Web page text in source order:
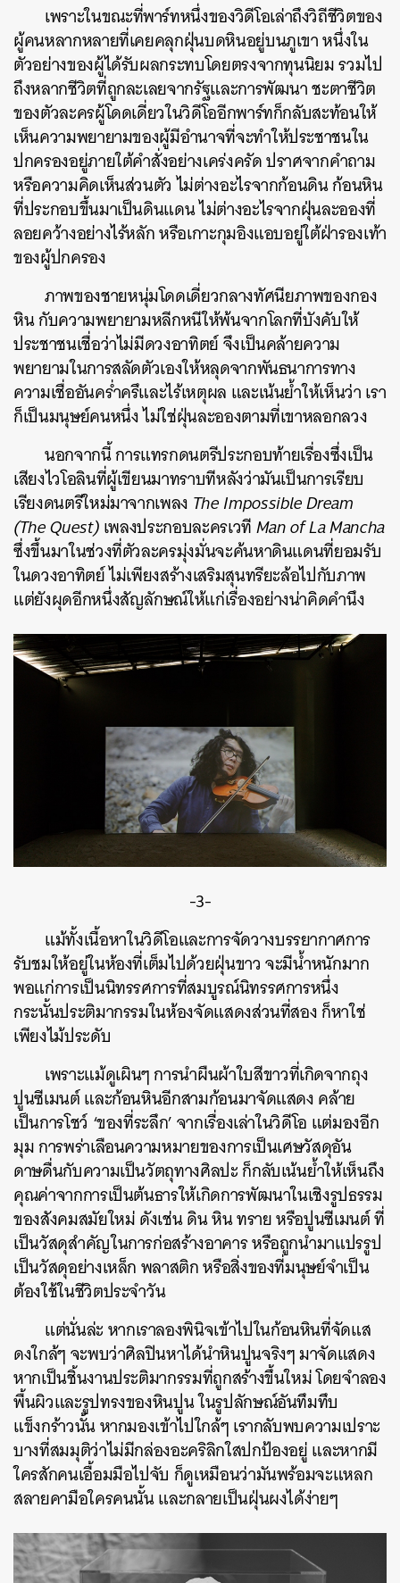
เพราะในขณะที่พาร์ทหนึ่งของวิดีโอเล่าถึงวิถีชีวิตของ
ผู้คนหลากหลายที่เคยคลุกฝุ่นบดหินอยู่บนภูเขา หนึ่งใน
ตัวอย่างของผู้ได้รับผลกระทบโดยตรงจากทุนนิยม รวมไป
ถึงหลากชีวิตที่ถูกละเลยจากรัฐและการพัฒนา ชะตาชีวิต
ของตัวละครผู้โดดเดี่ยวในวิดีโออีกพาร์ทก็กลับสะท้อนให้
เห็นความพยายามของผู้มีอำนาจที่จะทำให้ประชาชนใน
ปกครองอยู่ภายใต้คำสั่งอย่างเคร่งครัด ปราศจากคำถาม
หรือความคิดเห็นส่วนตัว ไม่ต่างอะไรจากก้อนดิน ก้อนหิน
ที่ประกอบขึ้นมาเป็นดินแดน ไม่ต่างอะไรจากฝุ่นละอองที่
ลอยคว้างอย่างไร้หลัก หรือเกาะกุมอิงแอบอยู่ใต้ฝ่ารองเท้า
ของผู้ปกครอง
ภาพของชายหนุ่มโดดเดี่ยวกลางทัศนียภาพของกอง
หิน กับความพยายามหลีกหนีให้พ้นจากโลกที่บังคับให้
ประชาชนเชื่อว่าไม่มีดวงอาทิตย์ จึงเป็นคล้ายความ
พยายามในการสลัดตัวเองให้หลุดจากพันธนาการทาง
ความเชื่ออันคร่ำครึและไร้เหตุผล และเน้นย้ำให้เห็นว่า เรา
ก็เป็นมนุษย์คนหนึ่ง ไม่ใช่ฝุ่นละอองตามที่เขาหลอกลวง
นอกจากนี้ การแทรกดนตรีประกอบท้ายเรื่องซึ่งเป็น
เสียงไวโอลินที่ผู้เขียนมาทราบทีหลังว่ามันเป็นการเรียบ
เรียงดนตรีใหม่มาจากเพลง The Impossible Dream
(The Quest)เพลงประกอบละครเวทีMan of La Mancha
ซึ่งขึ้นมาในช่วงที่ตัวละครมุ่งมั่นจะค้นหาดินแดนที่ยอมรับ
ในดวงอาทิตย์ ไม่เพียงสร้างเสริมสุนทรียะล้อไปกับภาพ
แต่ยังผุดอีกหนึ่งสัญลักษณ์ให้แก่เรื่องอย่างน่าคิดคำนึง
-3-
แม้ทั้งเนื้อหาในวิดีโอและการจัดวางบรรยากาศการ
รับชมให้อยู่ในห้องที่เต็มไปด้วยฝุ่นขาว จะมีน้ำหนักมาก
พอแก่การเป็นนิทรรศการที่สมบูรณ์นิทรรศการหนึ่ง
กระนั้นประติมากรรมในห้องจัดแสดงส่วนที่สอง ก็หาใช่
เพียงไม้ประดับ
เพราะแม้ดูเผินๆ การนำผืนผ้าใบสีขาวที่เกิดจากถุง
ปูนซีเมนต์ และก้อนหินอีกสามก้อนมาจัดแสดง คล้าย
เป็นการโชว์ ‘ของที่ระลึก’ จากเรื่องเล่าในวิดีโอ แต่มองอีก
มุม การพร่าเลือนความหมายของการเป็นเศษวัสดุอัน
ดาษดื่นกับความเป็นวัตถุทางศิลปะ ก็กลับเน้นย้ำให้เห็นถึง
คุณค่าจากการเป็นต้นธารให้เกิดการพัฒนาในเชิงรูปธรรม
ของสังคมสมัยใหม่ ดังเช่น ดิน หิน ทราย หรือปูนซีเมนต์ ที่
เป็นวัสดุสำคัญในการก่อสร้างอาคาร หรือถูกนำมาแปรรูป
เป็นวัสดุอย่างเหล็ก พลาสติก หรือสิ่งของที่มนุษย์จำเป็น
ต้องใช้ในชีวิตประจำวัน
แต่นั่นล่ะ หากเราลองพินิจเข้าไปในก้อนหินที่จัดแส
ดงใกล้ๆ จะพบว่าศิลปินหาได้นำหินปูนจริงๆ มาจัดแสดง
หากเป็นชิ้นงานประติมากรรมที่ถูกสร้างขึ้นใหม่ โดยจำลอง
พื้นผิวและรูปทรงของหินปูน ในรูปลักษณ์อันทึมทึบ
แข็งกร้าวนั้น หากมองเข้าไปใกล้ๆ เรากลับพบความเปราะ
บางที่สมมุติว่าไม่มีกล่องอะคริลิกใสปกป้องอยู่ และหากมี
ใครสักคนเอื้อมมือไปจับ ก็ดูเหมือนว่ามันพร้อมจะแหลก
สลายคามือใครคนนั้น และกลายเป็นฝุ่นผงได้ง่ายๆ